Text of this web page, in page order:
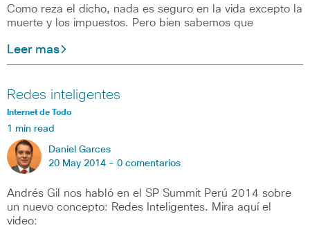
Como reza el dicho, nada es seguro en la vida excepto la
muerte y los impuestos. Pero bien sabemos que
Leer mas
Redes inteligentes
Internet de Todo
1 min read
Daniel Garces
20 May 2014 - 0 comentarios
Andrés Gil nos habló en el SP Summit Perú 2014 sobre
un nuevo concepto: Redes Inteligentes. Mira aquí el
video: